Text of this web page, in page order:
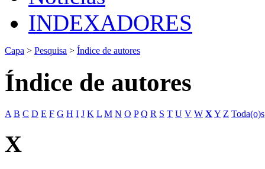
INDEXADORES
Capa > Pesquisa > Índice de autores
Índice de autores
A B C D E F G H I J K L M N O P Q R S T U V W X Y Z Toda(o)s
X